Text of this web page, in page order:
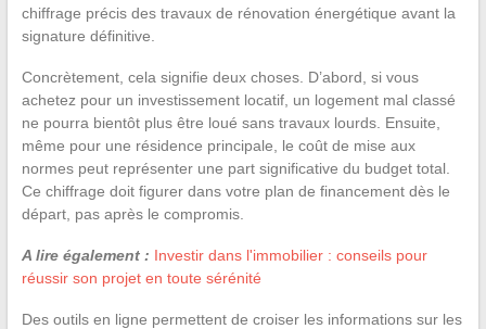
chiffrage précis des travaux de rénovation énergétique avant la
signature définitive.
Concrètement, cela signifie deux choses. D’abord, si vous
achetez pour un investissement locatif, un logement mal classé
ne pourra bientôt plus être loué sans travaux lourds. Ensuite,
même pour une résidence principale, le coût de mise aux
normes peut représenter une part significative du budget total.
Ce chiffrage doit figurer dans votre plan de financement dès le
départ, pas après le compromis.
A lire également : Investir dans l'immobilier : conseils pour
réussir son projet en toute sérénité
Des outils en ligne permettent de croiser les informations sur les